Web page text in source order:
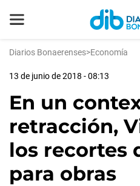
Diarios Bonaerenses>Economía
13 de junio de 2018 - 08:13
En un
retracción,
los recortes
para obras